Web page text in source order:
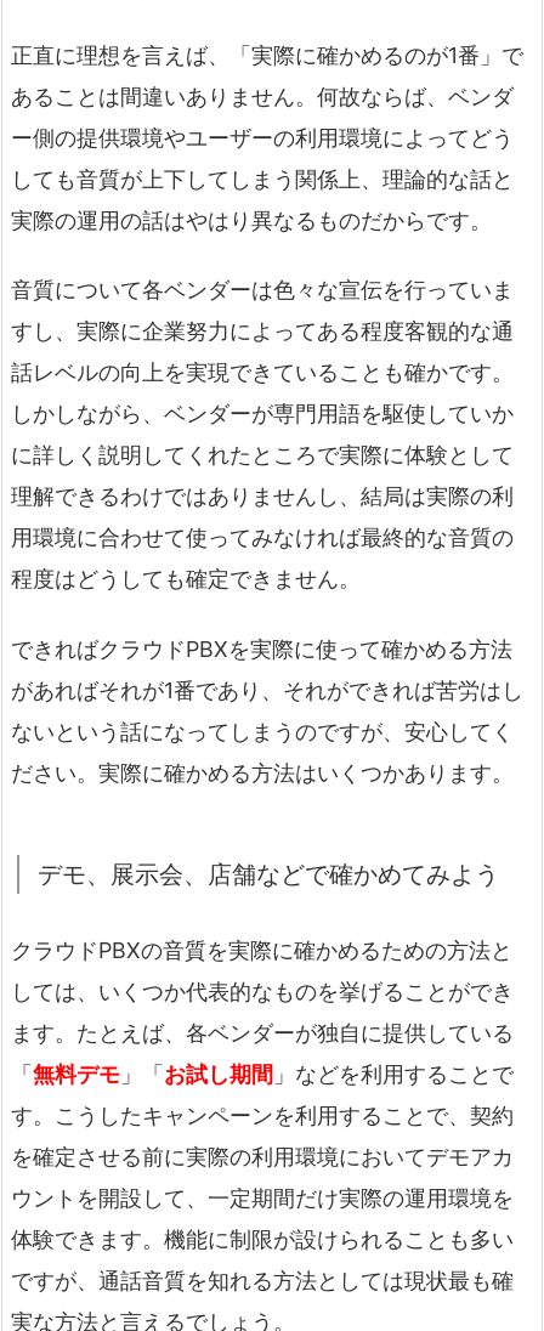
正直に理想を言えば、「実際に確かめるのが1番」で
あることは間違いありません。何故ならば、ベンダ
ー側の提供環境やユーザーの利用環境によってどう
しても音質が上下してしまう関係上、理論的な話と
実際の運用の話はやはり異なるものだからです。
音質について各ベンダーは色々な宣伝を行っていま
すし、実際に企業努力によってある程度客観的な通
話レベルの向上を実現できていることも確かです。
しかしながら、ベンダーが専門用語を駆使していか
に詳しく説明してくれたところで実際に体験として
理解できるわけではありませんし、結局は実際の利
用環境に合わせて使ってみなければ最終的な音質の
程度はどうしても確定できません。
できればクラウドPBXを実際に使って確かめる方法
があればそれが1番であり、それができれば苦労はし
ないという話になってしまうのですが、安心してく
ださい。実際に確かめる方法はいくつかあります。
デモ、展示会、店舗などで確かめてみよう
クラウドPBXの音質を実際に確かめるための方法と
しては、いくつか代表的なものを挙げることができ
ます。たとえば、各ベンダーが独自に提供している
「無料デモ 」「お試し期間 」などを利用することで
す。こうしたキャンペーンを利用することで、契約
を確定させる前に実際の利用環境においてデモアカ
ウントを開設して、一定期間だけ実際の運用環境を
体験できます。機能に制限が設けられることも多い
ですが、通話音質を知れる方法としては現状最も確
実な方法と言えるでしょう。